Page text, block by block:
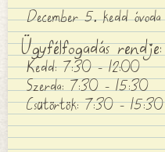
December 5. kedd óvoda
Ügyfélfogadás rendje:
Kedd: 7:30 - 12:00
Szerda: 7:30 - 15:30
Csütörtök: 7:30 - 15:30